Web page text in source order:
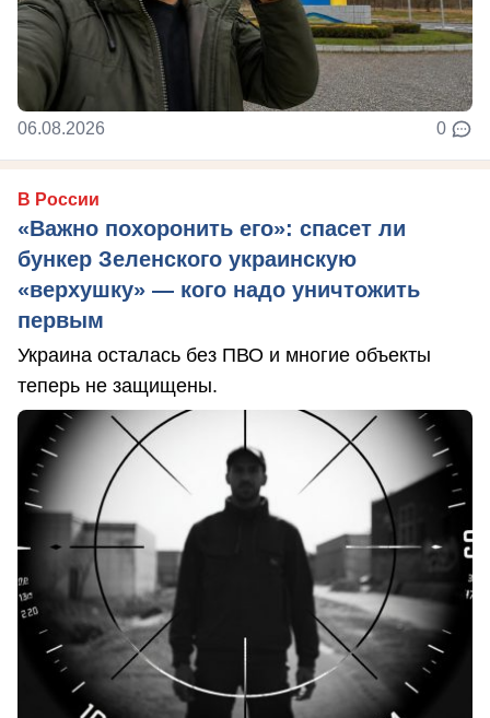
06.08.2026 0
В России
«Важно похоронить его»: спасет ли
бункер Зеленского украинскую
«верхушку» — кого надо уничтожить
первым
Украина осталась без ПВО и многие объекты
теперь не защищены.